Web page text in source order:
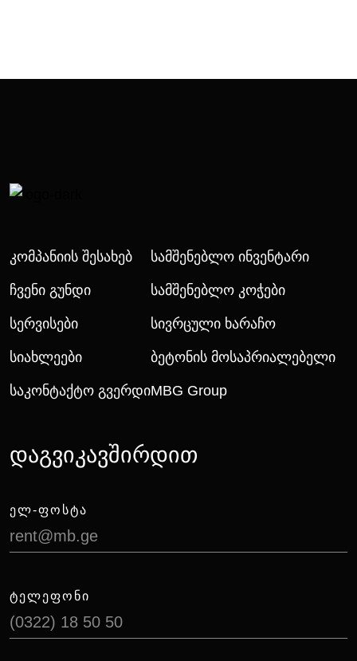
Კომპანიის Შესახებ
Ჩვენი Გუნდი
Სერვისები
Სიახლეები
Საკონტაქტო Გვერდი
Სამშენებლო Ინვენტარი
Სამშენებლო Კოჭები
Სივრცული Ხარაჩო
Ბეტონის Მოსაპრიალებელი
MBG Group
დაგვიკავშირდით
ᲔᲚ-ᲤᲝᲡᲢᲐ
rent@mb.ge
ᲢᲔᲚᲔᲤᲝᲜᲘ
(0322) 18 50 50